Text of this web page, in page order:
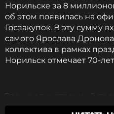
Норильске за 8
об этом появилась на
Госзакупок. В эту сумму
самого Ярослава
коллектива в рамках
Норильск отмечает 70-
Это не единственный
За ту же сумму SHAMAN